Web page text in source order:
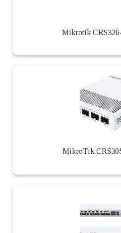
Mikrotik
MikroTik